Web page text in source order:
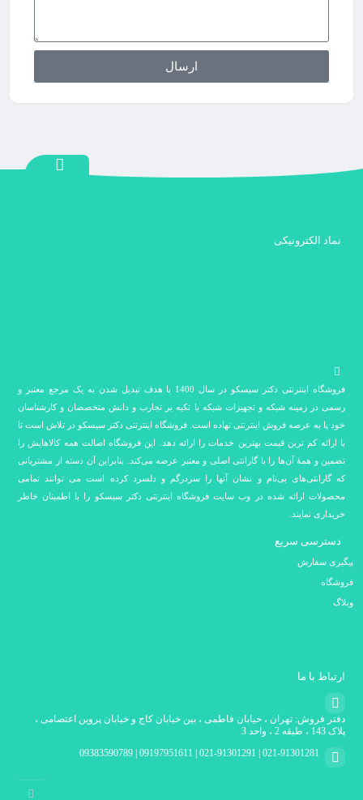
ارسال
نماد الکترونیکی
فروشگاه اینترنتی دکتر سیسکو در سال 1400 با هدف تبدیل شدن به یک مرجع معتبر و
رسمی در زمینه شبکه و تجهیزات شبکه با تکیه بر تجارب و دانش متخصصان و کارشناسان
خود پا به عرصه فروش اینترنتی نهاده است. فروشگاه اینترنتی دکتر سیسکو در تلاش است تا
با ارائه کم ترین قیمت بهترین خدمات را ارائه دهد. این فروشگاه اصالت همه کالاهایش را
تضمین و همۀ آن‌ها را با گارانتی اصلی و معتبر عرضه می‌کند. بنابراین آن دسته از مشتریانی
که گارانتی‌های بی‌نام و نشان آنها را سردرگم و دلسرد کرده است می توانند تمامی
محصولات ارائه شده در وب سایت فروشگاه اینترنتی دکتر سیسکو را با اطمینان خاطر
خریداری نمایند.
دسترسی سریع
پیگیری سفارش
فروشگاه
وبلاگ
ارتباط با ما
دفتر فروش: تهران ، خیابان فاطمی ، بین خیابان کاج و خیابان پروین اعتصامی ،
پلاک 143 ، طبقه 2 ، واحد 3
021-91301281 | 021-91301291 | 09197951611 | 09383590789